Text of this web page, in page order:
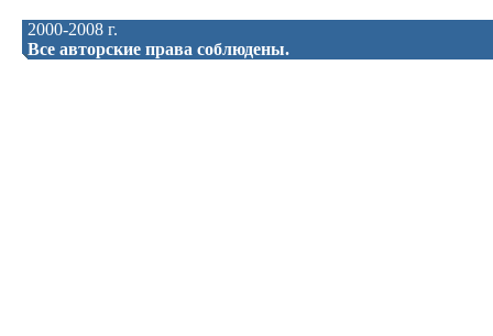
2000-2008 г.
Все авторские права соблюдены.